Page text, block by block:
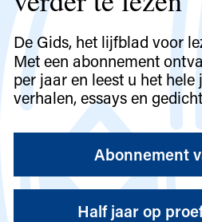
De Gids, het lijfblad voor
Met een abonnement
per jaar en leest u het
verhalen, essays en
Abonnement
Half jaar op